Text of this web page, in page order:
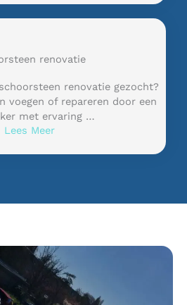
renovatie
renovatie gezocht?
voegen of repareren door een
met ervaring …
Lees Meer